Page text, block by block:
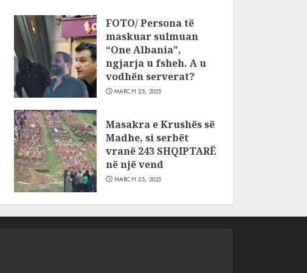
FOTO/ Persona të
maskuar sulmuan
“One Albania”,
ngjarja u fsheh. A u
vodhën serverat?
MARCH 25, 2025
Masakra e Krushës së
Madhe, si serbët
vranë 243 SHQIPTARË
në një vend
MARCH 25, 2025